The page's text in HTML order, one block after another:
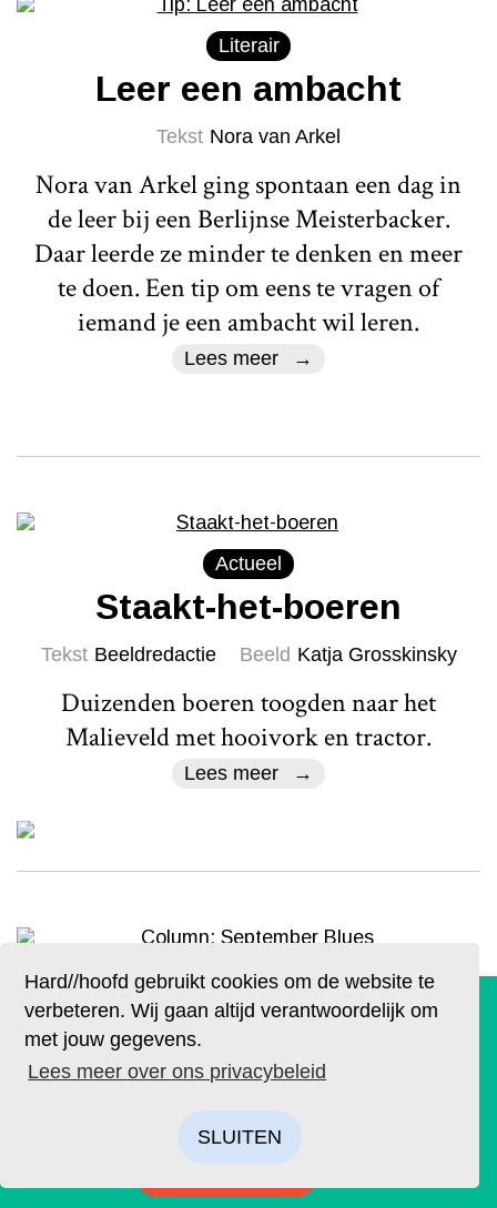
Hard//hoofd gebruikt cookies om de website te
verbeteren. Wij gaan altijd verantwoordelijk om
met jouw gegevens.
Lees meer over ons privacybeleid
SLUITEN
Literair
Leer een ambacht
Tekst Nora van Arkel
Nora van Arkel ging spontaan een dag in
de leer bij een Berlijnse Meisterbacker.
Daar leerde ze minder te denken en meer
te doen. Een tip om eens te vragen of
iemand je een ambacht wil leren.
Lees meer
Actueel
Staakt-het-boeren
Tekst Beeldredactie Beeld Katja Grosskinsky
Duizenden boeren toogden naar het
Malieveld met hooivork en tractor.
Lees meer
Literair
September Blues
Tekst Trudy Kunz Beeld Bram Dirven
dat betekent voor Trudy afscheid nemen
en opnieuw beginnen. Van haar
De geruchten zijn waar. Lees Hard//hoofd nu ook op
papier!
Bestel op tijd je eigen exemplaar van de eerste editie, met
als thema: ‘Ik’. We hebben drie covers ontworpen. Kies je